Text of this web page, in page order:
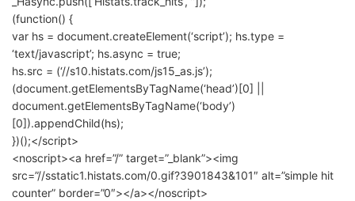
(function() {
var hs = document.createElement(‘script’); hs.type =
‘text/javascript’; hs.async = true;
hs.src = (‘//s10.histats.com/js15_as.js’);
(document.getElementsByTagName(‘head’)[0] ||
document.getElementsByTagName(‘body’)
[0]).appendChild(hs);
})();</script>
<noscript><a href=”/” target=”_blank”><img
src=”//sstatic1.histats.com/0.gif?3901843&101″ alt=”simple hit
counter” border=”0″></a></noscript>